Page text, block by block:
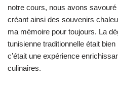
notre cours, nous avons
créant ainsi des souvenirs
ma mémoire pour toujours. La
tunisienne traditionnelle était
c’était une expérience
culinaires.